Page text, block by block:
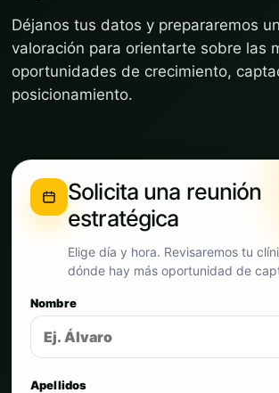
Déjanos tus datos y prepararemos
valoración para orientarte sobre las
oportunidades de crecimiento,
posicionamiento.
Solicita una reunión
estratégica
Elige día y hora. Revisaremos tu
dónde hay más oportunidad de
Nombre
Apellidos